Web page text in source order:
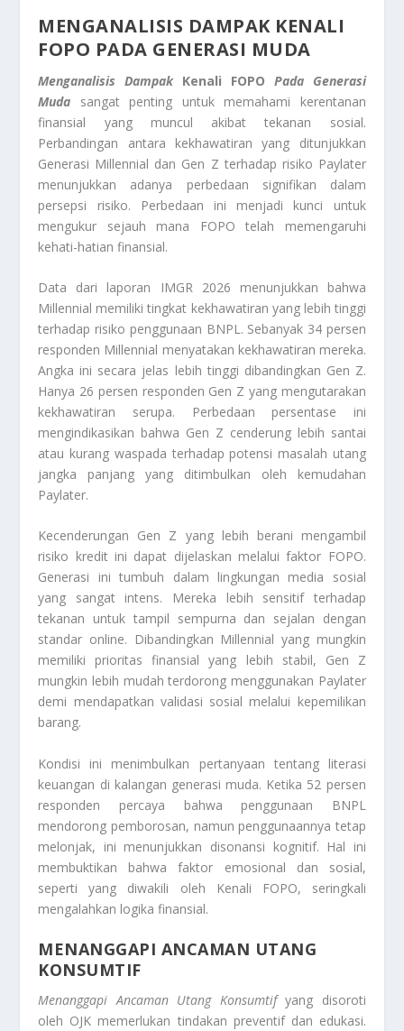
MENGANALISIS DAMPAK KENALI
FOPO PADA GENERASI MUDA
Menganalisis Dampak Kenali FOPO Pada Generasi
Muda sangat penting untuk memahami kerentanan
finansial yang muncul akibat tekanan sosial.
Perbandingan antara kekhawatiran yang ditunjukkan
Generasi Millennial dan Gen Z terhadap risiko Paylater
menunjukkan adanya perbedaan signifikan dalam
persepsi risiko. Perbedaan ini menjadi kunci untuk
mengukur sejauh mana FOPO telah memengaruhi
kehati-hatian finansial.
Data dari laporan IMGR 2026 menunjukkan bahwa
Millennial memiliki tingkat kekhawatiran yang lebih tinggi
terhadap risiko penggunaan BNPL. Sebanyak 34 persen
responden Millennial menyatakan kekhawatiran mereka.
Angka ini secara jelas lebih tinggi dibandingkan Gen Z.
Hanya 26 persen responden Gen Z yang mengutarakan
kekhawatiran serupa. Perbedaan persentase ini
mengindikasikan bahwa Gen Z cenderung lebih santai
atau kurang waspada terhadap potensi masalah utang
jangka panjang yang ditimbulkan oleh kemudahan
Paylater.
Kecenderungan Gen Z yang lebih berani mengambil
risiko kredit ini dapat dijelaskan melalui faktor FOPO.
Generasi ini tumbuh dalam lingkungan media sosial
yang sangat intens. Mereka lebih sensitif terhadap
tekanan untuk tampil sempurna dan sejalan dengan
standar online. Dibandingkan Millennial yang mungkin
memiliki prioritas finansial yang lebih stabil, Gen Z
mungkin lebih mudah terdorong menggunakan Paylater
demi mendapatkan validasi sosial melalui kepemilikan
barang.
Kondisi ini menimbulkan pertanyaan tentang literasi
keuangan di kalangan generasi muda. Ketika 52 persen
responden percaya bahwa penggunaan BNPL
mendorong pemborosan, namun penggunaannya tetap
melonjak, ini menunjukkan disonansi kognitif. Hal ini
membuktikan bahwa faktor emosional dan sosial,
seperti yang diwakili oleh
Kenali FOPO, seringkali
mengalahkan logika finansial.
MENANGGAPI ANCAMAN UTANG
KONSUMTIF
Menanggapi Ancaman Utang Konsumtif yang disoroti
oleh OJK memerlukan tindakan preventif dan edukasi.